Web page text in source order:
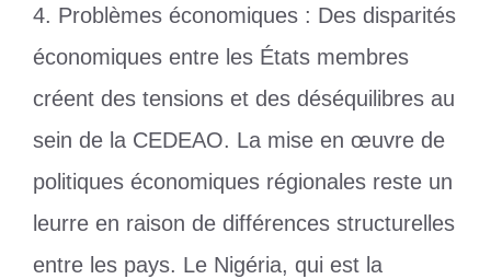
4. Problèmes économiques : Des disparités
économiques entre les États membres
créent des tensions et des déséquilibres au
sein de la CEDEAO. La mise en œuvre de
politiques économiques régionales reste un
leurre en raison de différences structurelles
entre les pays. Le Nigéria, qui est la